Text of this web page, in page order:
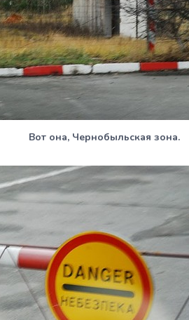
Вот она, Чернобыльская зона.